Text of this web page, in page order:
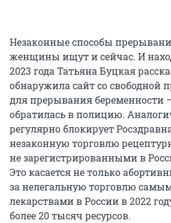
Незаконные способы
женщины ищут и сейчас. И
2023 года Татьяна Буцкая
обнаружила сайт со свободной
для прерывания беременности
обратилась в полицию.
регулярно блокирует
незаконную торговлю
не зарегистрированными в
Это касается не только
за нелегальную торговлю
лекарствами в России в 2022
более 20 тысяч ресурсов.